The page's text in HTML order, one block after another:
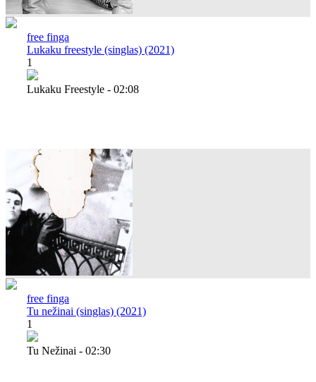
free finga
Lukaku freestyle (singlas) (2021)
1
Lukaku Freestyle - 02:08
free finga
Tu nežinai (singlas) (2021)
1
Tu Nežinai - 02:30